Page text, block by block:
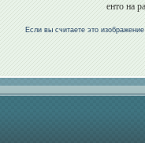
енто на
Если вы считаете это